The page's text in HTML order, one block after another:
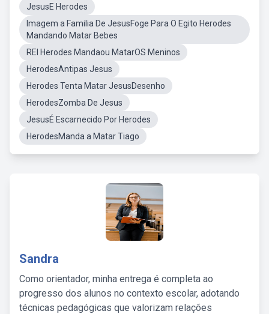
JesusE Herodes
Imagem a Familia De JesusFoge Para O Egito Herodes
Mandando Matar Bebes
REI Herodes Mandaou MatarOS Meninos
HerodesAntipas Jesus
Herodes Tenta Matar JesusDesenho
HerodesZomba De Jesus
JesusÉ Escarnecido Por Herodes
HerodesManda a Matar Tiago
Sandra
Como orientador, minha entrega é completa ao
progresso dos alunos no contexto escolar, adotando
técnicas pedagógicas que valorizam relações